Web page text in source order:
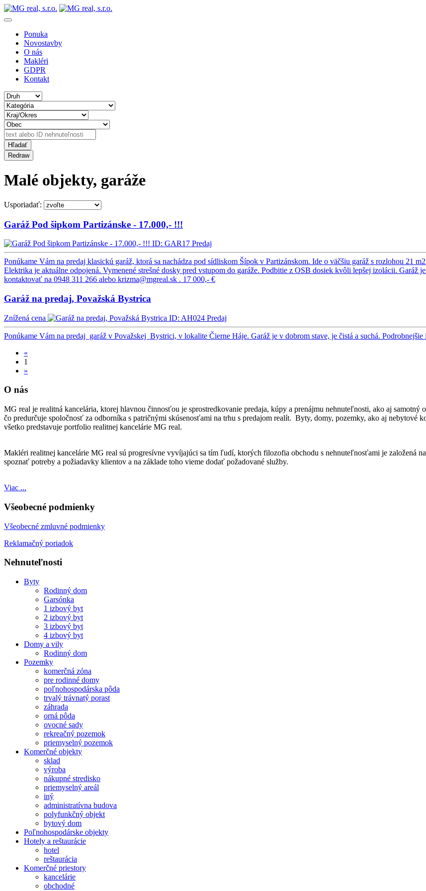
Ponuka
Novostavby
O nás
Makléri
GDPR
Kontakt
Malé objekty, garáže
Usporiadať:
Garáž Pod šipkom Partizánske - 17.000,- !!!
ID: GAR17 Predaj
Ponúkame Vám na predaj klasickú garáž, ktorá sa nachádza pod sídliskom Šípok v Partizánskom. Ide o väčšiu garáž s rozlohou 21
Elektrika je aktuálne odpojená. Vymenené strešné dosky pred vstupom do garáže. Podbitie z OSB dosiek kvôli lepšej izolácii.
kontaktovať na 0948 311 266 alebo krizma@mgreal.sk . 17 000,- €
Garáž na predaj, Považská Bystrica
Znížená cena ID: AH024 Predaj
Ponúkame Vám na predaj garáž v Považskej Bystrici, v lokalite Čierne Háje. Garáž je v dobrom stave, je čistá a suchá.
«
1
»
O nás
MG real je realitná kancelária, ktorej hlavnou činnosťou je sprostredkovanie predaja, kúpy a prenájmu nehnuteľnosti, ako aj
čo predurčuje spoločnosť za odborníka s patričnými skúsenosťami na trhu s predajom realít. Byty, domy, pozemky, ako aj nebytové
všetko predstavuje portfolio realitnej kancelárie MG real.
Makléri realitnej kancelárie MG real sú progresívne vyvíjajúci sa tím ľudí, ktorých filozofia obchodu s nehnuteľnosťami je založená
spoznať potreby a požiadavky klientov a na základe toho vieme dodať požadované služby.
Viac ...
Všeobecné podmienky
Všeobecné zmluvné podmienky
Reklamačný poriadok
Nehnuteľnosti
Byty
Rodinný dom
Garsónka
1 izbový byt
2 izbový byt
3 izbový byt
4 izbový byt
Domy a vily
Rodinný dom
Pozemky
komerčná zóna
pre rodinné domy
poľnohospodárska pôda
trvalý trávnatý porast
záhrada
orná pôda
ovocné sady
rekreačný pozemok
priemyselný pozemok
Komerčné objekty
sklad
výroba
nákupné stredisko
priemyselný areál
iný
administratívna budova
polyfunkčný objekt
bytový dom
Poľnohospodárske objekty
Hotely a reštaurácie
hotel
reštaurácia
Komerčné priestory
kancelárie
obchodné